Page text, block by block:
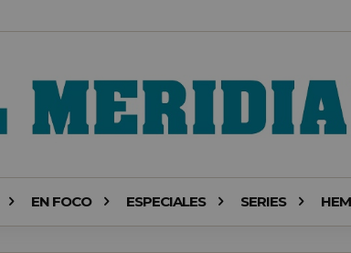
EN FOCO ESPECIALES SERIES